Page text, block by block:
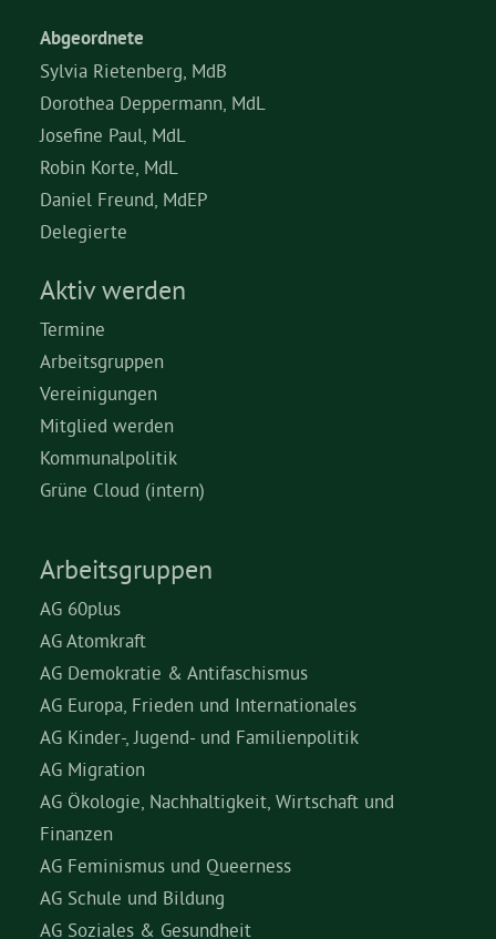
Abgeordnete
Sylvia Rietenberg, MdB
Dorothea Deppermann, MdL
Josefine Paul, MdL
Robin Korte, MdL
Daniel Freund, MdEP
Delegierte
Aktiv werden
Termine
Arbeitsgruppen
Vereinigungen
Mitglied werden
Kommunalpolitik
Grüne Cloud (intern)
Arbeitsgruppen
AG 60plus
AG Atomkraft
AG Demokratie & Antifaschismus
AG Europa, Frieden und Internationales
AG Kinder-, Jugend- und Familienpolitik
AG Migration
AG Ökologie, Nachhaltigkeit, Wirtschaft und
Finanzen
AG Feminismus und Queerness
AG Schule und Bildung
AG Soziales & Gesundheit